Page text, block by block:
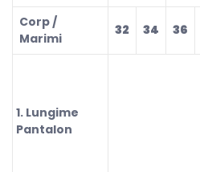
Corp /
Marimi
32 34 36
1. Lungime
Pantalon